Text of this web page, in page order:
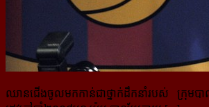
ឈានជើងចូលមកកាន់ជាថ្នាក់ដឹកនាំរបស់ ក្រុម